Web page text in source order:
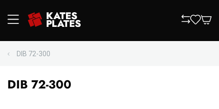
DIB 72-300
DIB 72-300